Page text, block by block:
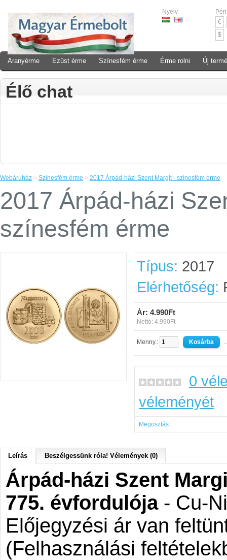
Nyelv
€
$
Aranyérme Ezüst érme Színesfém érme Érme rolni Új
Élő chat
Webáruház > Színesfém érme > 2017 Árpád-házi Szent Margit - színesfém érme
2017 Árpád-házi
színesfém érme
Típus: 2017
Elérhetőség:
Ár: 4.990Ft
Nettó: 4.990Ft
Menny.: -
0
véleményét
Megosztás
Leírás Beszélgessünk róla! Vélemények (0)
Árpád-házi Szent
775. évfordulója- Cu-
Előjegyzési ár van
(Felhasználási